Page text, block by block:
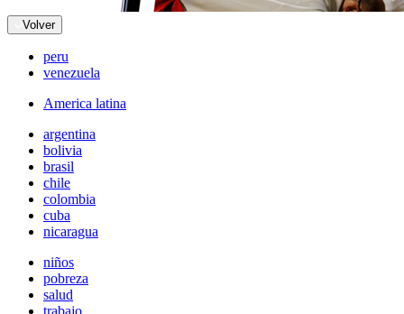
Volver
peru
venezuela
America latina
argentina
bolivia
brasil
chile
colombia
cuba
nicaragua
niños
pobreza
salud
trabajo